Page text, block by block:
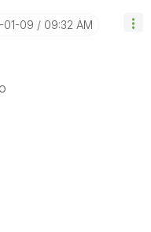
01-09 09:32 AM